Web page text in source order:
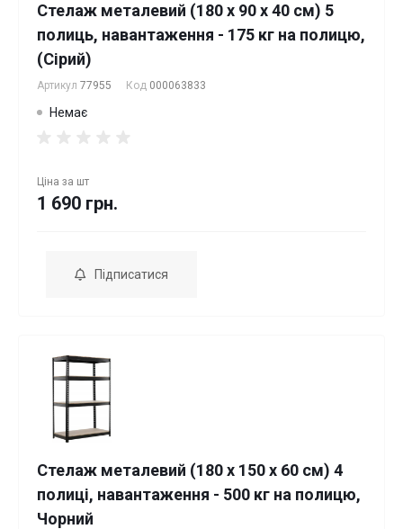
Стелаж металевий (180 х 90 х 40 см) 5
полиць, навантаження - 175 кг на полицю,
(Сірий)
Артикул 77955 Код 000063833
Немає
Ціна за шт
1 690 грн.
Підписатися
Стелаж металевий (180 x 150 x 60 см) 4
полиці, навантаження - 500 кг на полицю,
Чорний